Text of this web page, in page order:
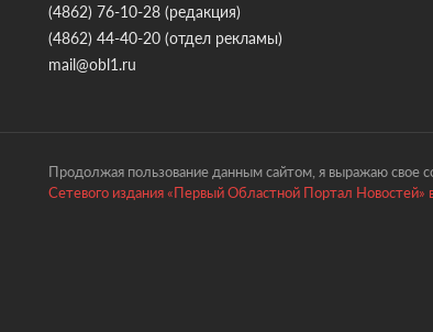
(4862) 76-10-28 (редакция)
(4862) 44-40-20 (отдел рекламы)
mail@obl1.ru
Продолжая пользование данным сайтом, я выражаю свое
Сетевого издания «Первый Областной Портал